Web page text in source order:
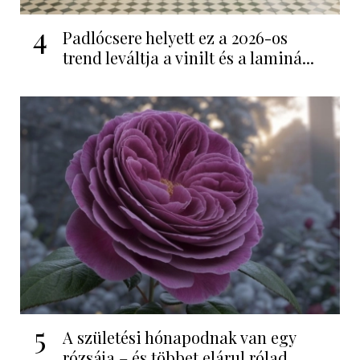
4
Padlócsere helyett ez a 2026-os
trend leváltja a vinilt és a laminá...
5
A születési hónapodnak van egy